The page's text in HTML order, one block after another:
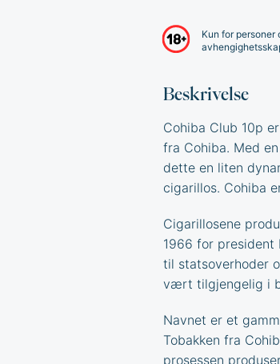
Kun for
Beskrivelse
Cohiba Club 10p
fra Cohiba. Med
dette en liten
cigarillos. Cohiba
Cigarillosene
1966 for president
til statsoverhoder
vært tilgjengelig i
Navnet er et
Tobakken fra
prosessen